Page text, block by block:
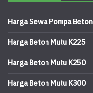
Harga Sewa Pompa Beton
Harga Beton Mutu K225
Harga Beton Mutu K250
Harga Beton Mutu K300